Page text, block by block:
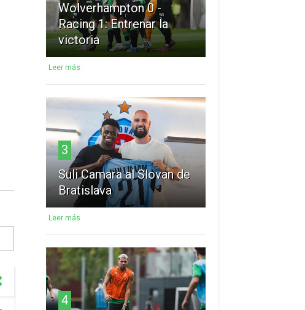
Wolverhampton 0 -
Racing 1: Entrenar la
victoria
Leer más
3
Suli Camara al Slovan de
Bratislava
Leer más
4